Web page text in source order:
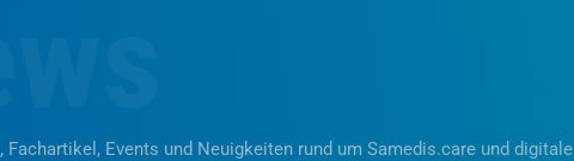
Fachartikel, Events und Neuigkeiten rund um Samedis.care und digitale